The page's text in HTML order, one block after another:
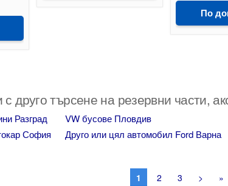
По
друго търсене на резервни части,
Разград VW бусове Пловдив
София
Друго или цял автомобил Ford Варна
1 2 3 > »